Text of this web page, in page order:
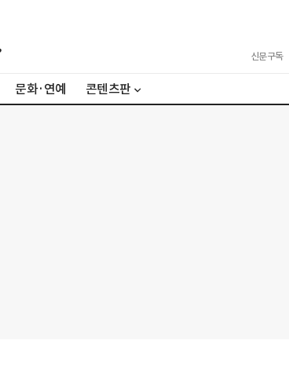
신문구독
문화·연예 콘텐츠판